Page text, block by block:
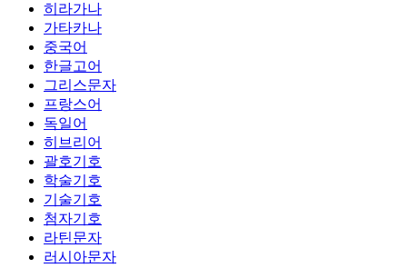
히라가나
가타카나
중국어
한글고어
그리스문자
프랑스어
독일어
히브리어
괄호기호
학술기호
기술기호
첨자기호
라틴문자
러시아문자